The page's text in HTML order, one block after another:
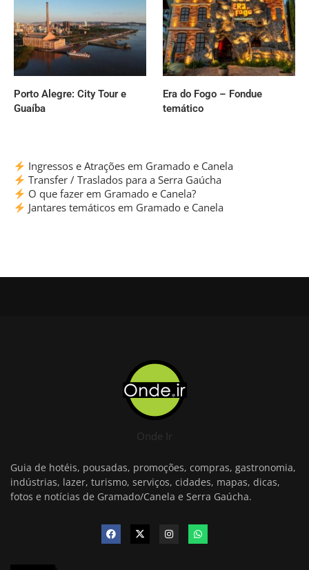
Porto Alegre: City Tour e
Guaíba
Era do Fogo – Fondue
temático
Ingressos e Atrações em Gramado e Canela
Transfer / Traslados para a Serra Gaúcha
O que fazer em Gramado e Canela?
Jantares temáticos em Gramado e Canela
Onde Ir
Guia de hotéis, pousadas, promoções, compras, gastronomia,
indústrias, lazer, turismo, serviços, cidades, mapas, dicas,
fotos e notícias de Gramado/Canela e Serra Gaúcha.